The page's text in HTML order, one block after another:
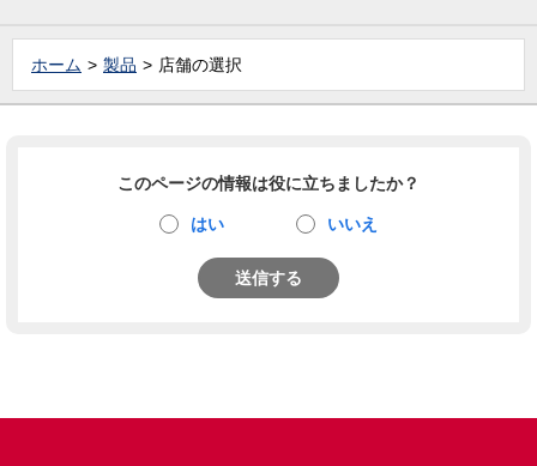
ホーム 製品 店舗の選択
このページの情報は役に立ちましたか？
はい いいえ
送信する